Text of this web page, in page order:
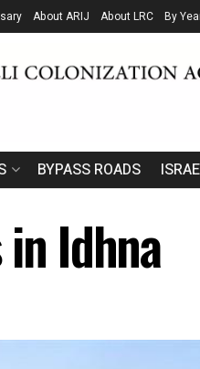
About ARIJ About LRC By
BYPASS ROADS
Idhna